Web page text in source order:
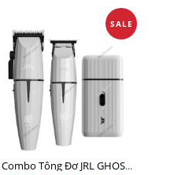
SALE
Combo Tông Đơ JRL GHOST 2 Limited Edition Chính Hãng USA